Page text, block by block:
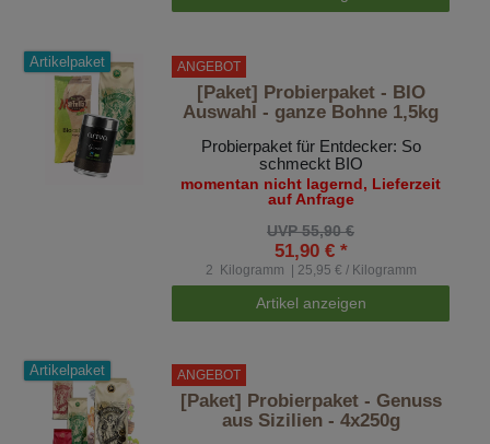
Artikelpaket ANGEBOT
[Paket] Probierpaket - BIO
Auswahl - ganze Bohne 1,5kg
Probierpaket für Entdecker: So
schmeckt BIO
momentan nicht lagernd, Lieferzeit
auf Anfrage
UVP 55,90 €
51,90 € *
2 Kilogramm | 25,95 € / Kilogramm
Artikel anzeigen
Artikelpaket ANGEBOT
[Paket] Probierpaket - Genuss
aus Sizilien - 4x250g